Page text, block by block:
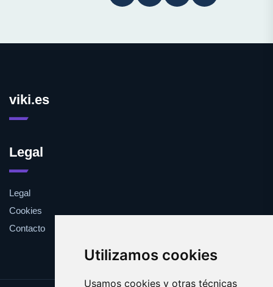
Utilizamos cookies
Usamos cookies y otras técnicas
viki.es
Legal
Legal
Cookies
Contacto